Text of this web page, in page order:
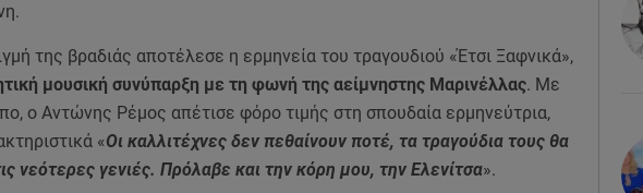
της βραδιάς αποτέλεσε η ερμηνεία του τραγουδιού «Έτσι Ξαφνικά»,
μουσική συνύπαρξη με τη φωνή της αείμνηστης Μαρινέλλας. Με
ο Αντώνης Ρέμος απέτισε φόρο τιμής στη σπουδαία ερμηνεύτρια,
«Οι καλλιτέχνες δεν πεθαίνουν ποτέ, τα τραγούδια τους θα
νεότερες γενιές. Πρόλαβε και την κόρη μου, την Ελενίτσα».